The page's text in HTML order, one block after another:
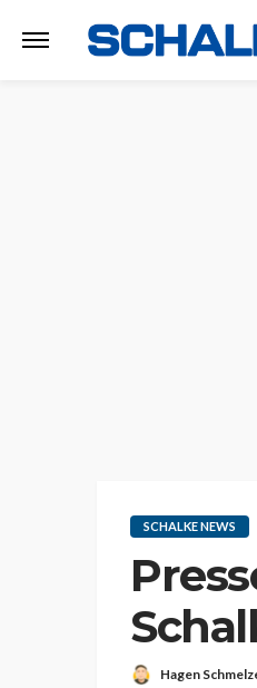
SCHALKE NEWS
Hagen